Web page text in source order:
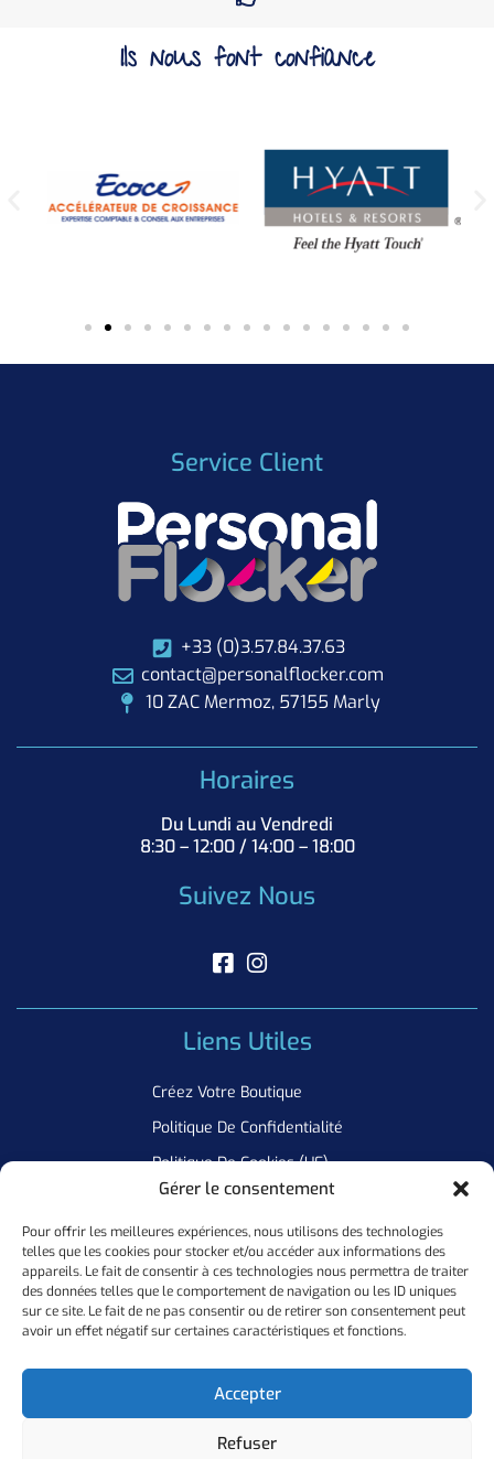
Gérer le consentement
Pour offrir les meilleures expériences, nous utilisons des technologies
telles que les cookies pour stocker et/ou accéder aux informations des
appareils. Le fait de consentir à ces technologies nous permettra de traiter
des données telles que le comportement de navigation ou les ID uniques
sur ce site. Le fait de ne pas consentir ou de retirer son consentement peut
avoir un effet négatif sur certaines caractéristiques et fonctions.
Accepter
Refuser
Ils nous font confiance
Service Client
+33 (0)3.57.84.37.63
contact@personalflocker.com
10 ZAC Mermoz, 57155 Marly
Horaires
Du Lundi au Vendredi
8:30 – 12:00 / 14:00 – 18:00
Suivez Nous
Liens Utiles
Créez Votre Boutique
Politique De Confidentialité
Politique De Cookies (UE)
Newsletter
Inscrivez Vous A Notre Newsletter Pour Ne Manquer Aucune De
Nos Offres
Ok